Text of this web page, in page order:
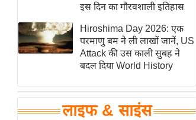
Breaking
News
लाइफस्टाइल
टेक्नॉलॉजी
घरेलू नुस्खे
पर्यटन स्थल
इस दिन का गौरवशाली इतिहास
Hiroshima Day 2026: एक
परमाणु बम ने ली लाखों जानें, US
Attack की उस काली सुबह ने
बदल दिया World History
लाइफ & साइंस